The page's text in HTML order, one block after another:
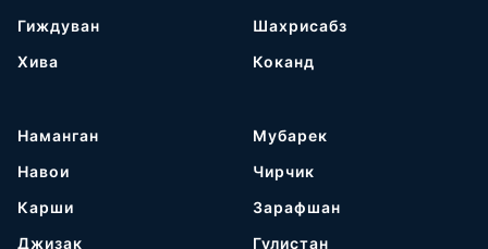
Гиждуван
Хива
Шахрисабз
Коканд
Наманган
Навои
Карши
Джизак
Мубарек
Чирчик
Зарафшан
Гулистан